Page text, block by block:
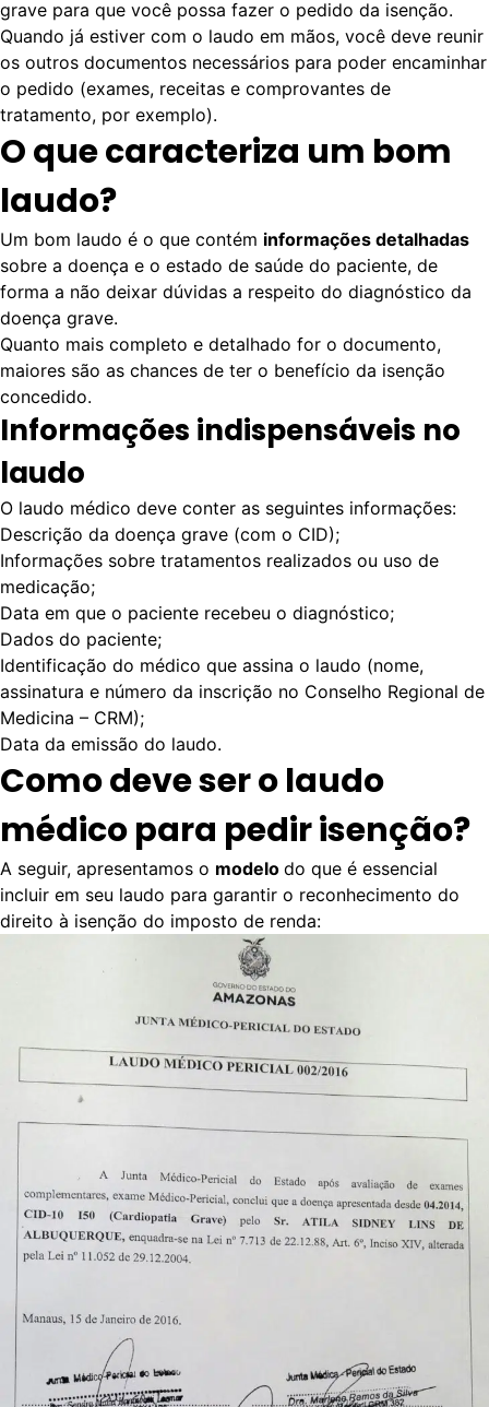
grave para que você possa fazer o pedido da isenção.
Quando já estiver com o laudo em mãos, você deve reunir
os outros documentos necessários para poder encaminhar
o pedido (exames, receitas e comprovantes de
tratamento, por exemplo).
O que caracteriza um bom
laudo?
Um bom laudo é o que contém informações detalhadas
sobre a doença e o estado de saúde do paciente, de
forma a não deixar dúvidas a respeito do diagnóstico da
doença grave.
Quanto mais completo e detalhado for o documento,
maiores são as chances de ter o benefício da isenção
concedido.
Informações indispensáveis no
laudo
O laudo médico deve conter as seguintes informações:
Descrição da doença grave (com o CID);
Informações sobre tratamentos realizados ou uso de
medicação;
Data em que o paciente recebeu o diagnóstico;
Dados do paciente;
Identificação do médico que assina o laudo (nome,
assinatura e número da inscrição no Conselho Regional de
Medicina – CRM);
Data da emissão do laudo.
Como deve ser o laudo
médico para pedir isenção?
A seguir, apresentamos o modelo do que é essencial
incluir em seu laudo para garantir o reconhecimento do
direito à isenção do imposto de renda: